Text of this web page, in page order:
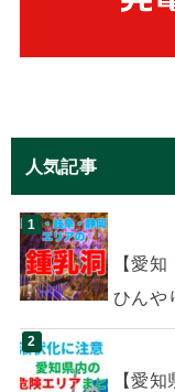
人気記事
【愛
ひんや
【愛